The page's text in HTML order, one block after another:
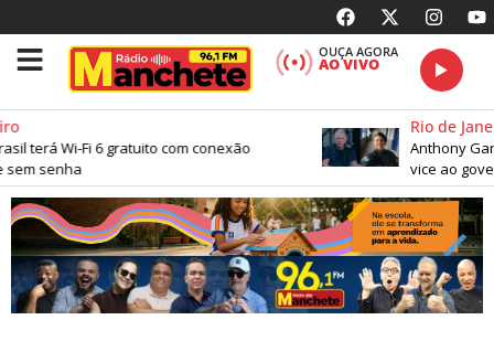
OUÇA AGORA
AO VIVO
terá Wi-Fi 6 gratuito com conexão
senha
Rio de
Anthony
vice ao